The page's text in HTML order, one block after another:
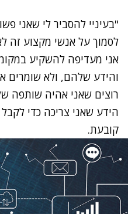
"בעיניי להסביר לי שאני
לסמוך על אנשי מקצוע זה
אני מעדיפה להשקיע
והידע שלהם, ולא שומרים
רוצים שאני אהיה שותפה
הידע שאני צריכה כדי
קובעת.